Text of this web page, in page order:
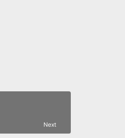
Next